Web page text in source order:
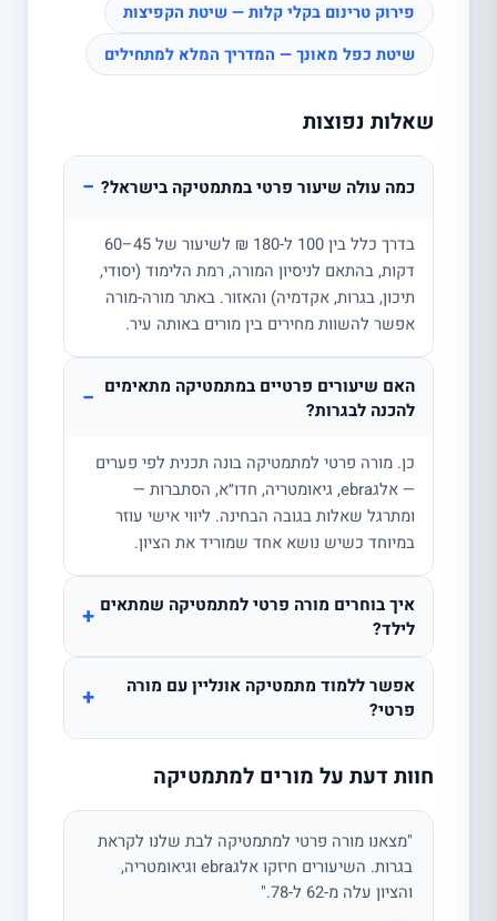
פירוק טרינום בקלי קלות — שיטת הקפיצות
שיטת כפל מאונך — המדריך המלא למתחילים
שאלות נפוצות
כמה עולה שיעור פרטי במתמטיקה בישראל? −
בדרך כלל בין 100 ל-180 ₪ לשיעור של 45–60
דקות, בהתאם לניסיון המורה, רמת הלימוד (יסודי,
תיכון, בגרות, אקדמיה) והאזור. באתר מורה-מורה
אפשר להשוות מחירים בין מורים באותה עיר.
האם שיעורים פרטיים במתמטיקה מתאימים
להכנה לבגרות?
−
כן. מורה פרטי למתמטיקה בונה תכנית לפי פערים
— אלגebra, גיאומטריה, חדו״א, הסתברות —
ומתרגל שאלות בגובה הבחינה. ליווי אישי עוזר
במיוחד כשיש נושא אחד שמוריד את הציון.
איך בוחרים מורה פרטי למתמטיקה שמתאים
לילד?
+
אפשר ללמוד מתמטיקה אונליין עם מורה
פרטי?
+
חוות דעת על מורים למתמטיקה
"מצאנו מורה פרטי למתמטיקה לבת שלנו לקראת
בגרות. השיעורים חיזקו אלגebra וגיאומטריה,
והציון עלה מ-62 ל-78."